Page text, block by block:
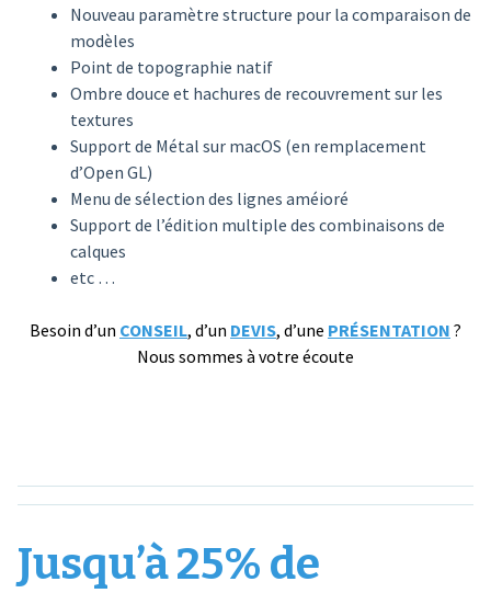
Nouveau paramètre structure pour la comparaison de
modèles
Point de topographie natif
Ombre douce et hachures de recouvrement sur les
textures
Support de Métal sur macOS (en remplacement
d’Open GL)
Menu de sélection des lignes améioré
Support de l’édition multiple des combinaisons de
calques
etc …
Besoin d’un CONSEIL, d’un DEVIS, d’une PRÉSENTATION ?
Nous sommes à votre écoute
Jusqu’à 25% de